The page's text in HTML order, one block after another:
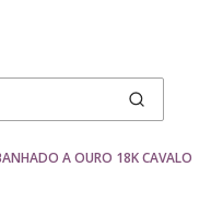
A OURO 18K CAVALO